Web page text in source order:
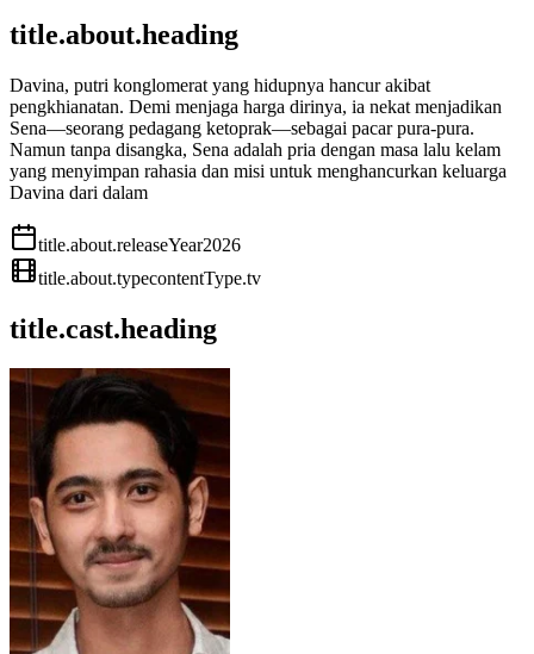
title.about.heading
Davina, putri konglomerat yang hidupnya hancur akibat
pengkhianatan. Demi menjaga harga dirinya, ia nekat menjadikan
Sena—seorang pedagang ketoprak—sebagai pacar pura-pura.
Namun tanpa disangka, Sena adalah pria dengan masa lalu kelam
yang menyimpan rahasia dan misi untuk menghancurkan keluarga
Davina dari dalam
title.about.releaseYear2026
title.about.typecontentType.tv
title.cast.heading